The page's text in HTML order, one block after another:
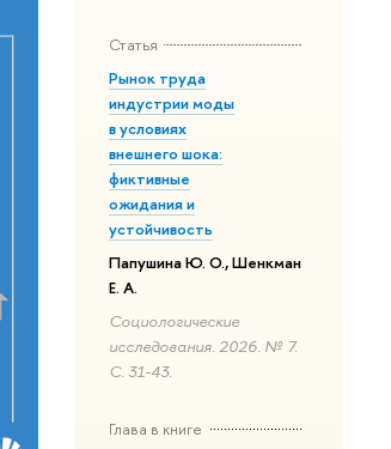
Статья
Рынок труда
индустрии моды
в условиях
внешнего шока:
фиктивные
ожидания и
устойчивость
Папушина Ю. О., Шенкман
Е. А.
Социологические
исследования. 2026. № 7.
С. 31-43.
Глава в книге